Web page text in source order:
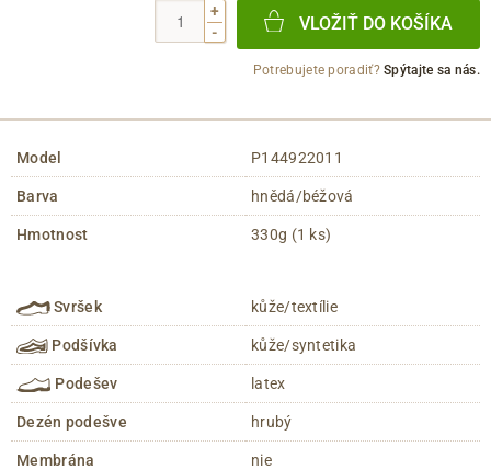
+
-
VLOŽIŤ DO KOŠÍKA
Potrebujete poradiť?Spýtajte sa nás.
Model P144922011
Barva hnědá/béžová
Hmotnost 330g (1 ks)
Svršek kůže/textílie
Podšívka kůže/syntetika
Podešev latex
Dezén podešve hrubý
Membrána nie